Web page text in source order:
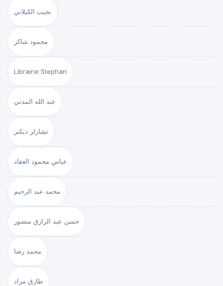
نجيب الكيلاني
محمود شاكر
Librairie Stephan
عبد الله المدني
تشارلز ديكنز
عباس محمود العقاد
محمد عبد الرحيم
حسن عبد الرازق منصور
محمد رضا
طارق مراد